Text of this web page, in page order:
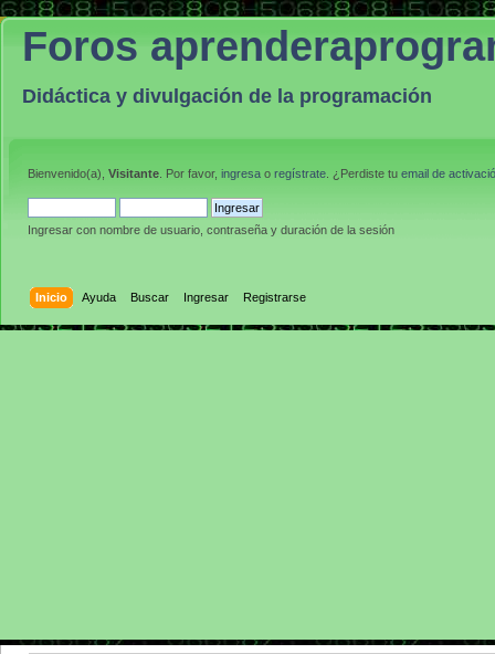
Foros
Didáctica y divulgación de la programación
Bienvenido(a), Visitante . Por favor, ingresa o regístrate . ¿Perdiste tu email de
Ingresar con nombre de usuario, contraseña y duración de la sesión
Inicio Ayuda Buscar Ingresar Registrarse